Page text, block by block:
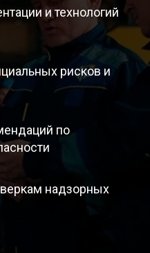
и технологий
рисков и
по
надзорных